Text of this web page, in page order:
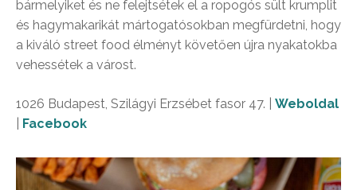
bármelyiket és ne felejtsétek el a ropogós sült krumplit
és hagymakarikát mártogatósokban megfürdetni, hogy
a kiváló street food élményt követően újra nyakatokba
vehessétek a várost.
1026 Budapest, Szilágyi Erzsébet fasor 47. | Weboldal
Facebook